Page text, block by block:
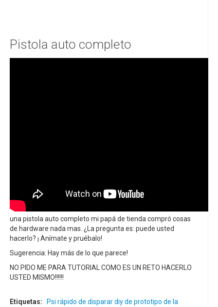
Pistola auto completo
una pistola auto completo mi papá de tienda compró cosas
de hardware nada mas. ¿La pregunta es: puede usted
hacerlo? ¡ Anímate y pruébalo!
Sugerencia: Hay más de lo que parece!
NO PIDO ME PARA TUTORIAL COMO ES UN RETO HACERLO
USTED MISMO!!!!!!
Etiquetas:
Psi rápido de disparar diy de prototipo de la